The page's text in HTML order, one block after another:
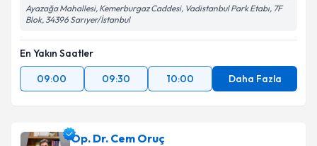
Ayazağa Mahallesi, Kemerburgaz Caddesi, Vadistanbul Park Etabı, 7F
Blok, 34396 Sarıyer/İstanbul
En Yakın Saatler
09:00
09:30 10:00 Daha Fazla
Op. Dr. Cem Oruç